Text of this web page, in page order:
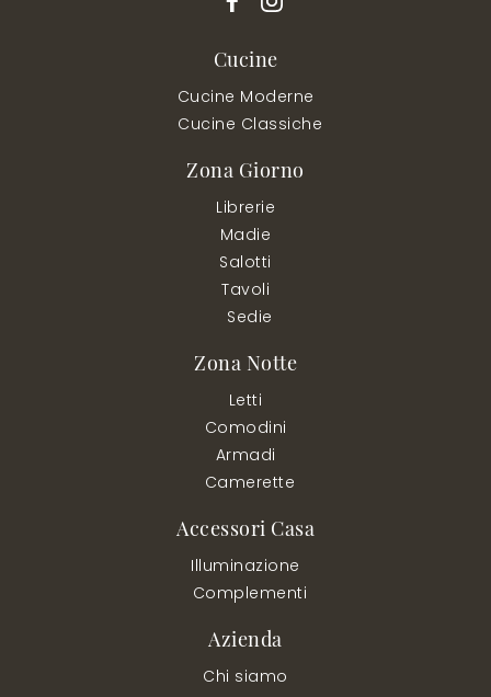
Cucine
Cucine Moderne
Cucine Classiche
Zona Giorno
Librerie
Madie
Salotti
Tavoli
Sedie
Zona Notte
Letti
Comodini
Armadi
Camerette
Accessori Casa
Illuminazione
Complementi
Azienda
Chi siamo